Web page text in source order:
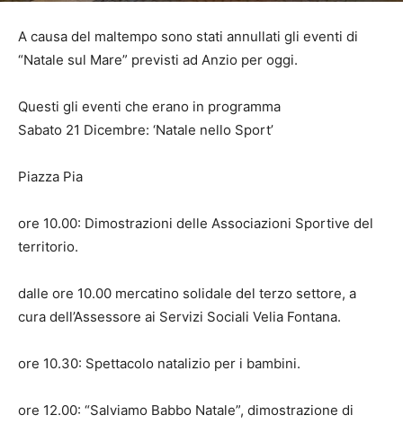
A causa del maltempo sono stati annullati gli eventi di
“Natale sul Mare” previsti ad Anzio per oggi.
Questi gli eventi che erano in programma
Sabato 21 Dicembre: ‘Natale nello Sport’
Piazza Pia
ore 10.00: Dimostrazioni​ delle Associazioni Sportive del
territorio.
dalle ore 10.00 mercatino solidale del terzo settore, a
cura dell’Assessore ai Servizi Sociali Velia Fontana.
ore 10.30: Spettacolo natalizio per i bambini.
ore 12.00: “Salviamo Babbo Natale”, dimostrazione di